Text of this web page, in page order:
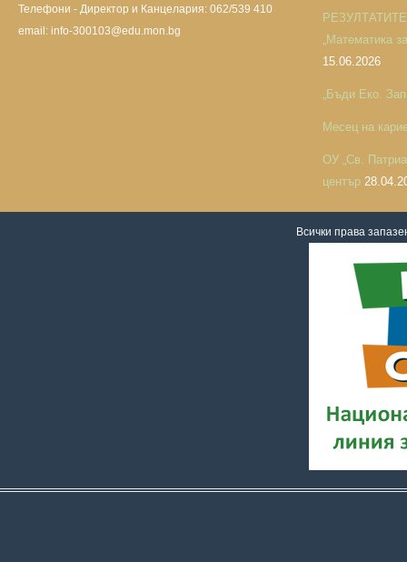
Телефони - Директор и Канцелария: 062/539 410
email: info-300103@edu.mon.bg
РЕЗУЛТАТИТЕ
„Математика
15.06.2026
„Бъди Еко.
Месец на
ОУ „Св.
център
Всички права